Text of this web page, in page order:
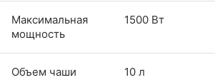
Максимальная
мощность
1500 Вт
Объем чаши 10 л